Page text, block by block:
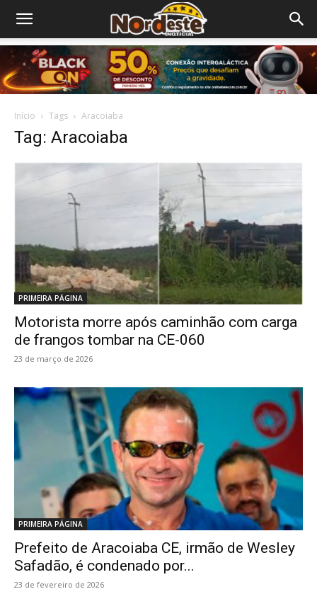
Início Tags Aracoiaba
Tag: Aracoiaba
PRIMEIRA PÁGINA
Motorista morre após caminhão com carga
de frangos tombar na CE-060
23 de março de 2026
PRIMEIRA PÁGINA
Prefeito de Aracoiaba CE, irmão de Wesley
Safadão, é condenado por...
23 de fevereiro de 2026